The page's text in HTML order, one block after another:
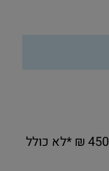
משלוח חינם עד הבית בקניה מעל 450 ₪ *לא כולל